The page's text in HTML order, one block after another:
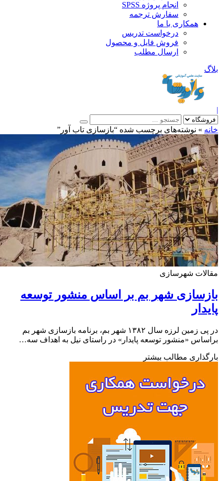
انجام پروژه SPSS
سفارش ترجمه
همکاری با ما
درخواست تدریس
فروش فایل و محصول
ارسال مطلب
»نوشته‌های برچسب شده “بازسازی تاب آور”
شهرسازی
شهر بم بر اساس منشور توسعه
در پی زمین لرزه سال ۱۳۸۲ شهر بم، برنامه بازسازی شهر بم
«منشور توسعه پایدار» در راستای نیل به اهداف سه…
مطالب بیشتر